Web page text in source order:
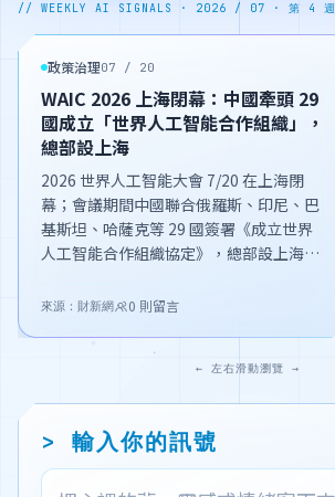
// WEEKLY AI SIGNALS · 2026 / 07 · 第 4 週
政策治理07 / 20
WAIC 2026 上海閉幕：中國牽頭 29
國成立「世界人工智能合作組織」，
總部設上海
2026 世界人工智能大會 7/20 在上海閉
幕；會議期間中國聯合俄羅斯、印尼、巴
基斯坦、哈薩克等 29 國簽署《成立世界
人工智能合作組織協定》，總部設上海，
來源： 財新網 0 則留言
← 左右滑動瀏覽 →
> 輸入你的訊號